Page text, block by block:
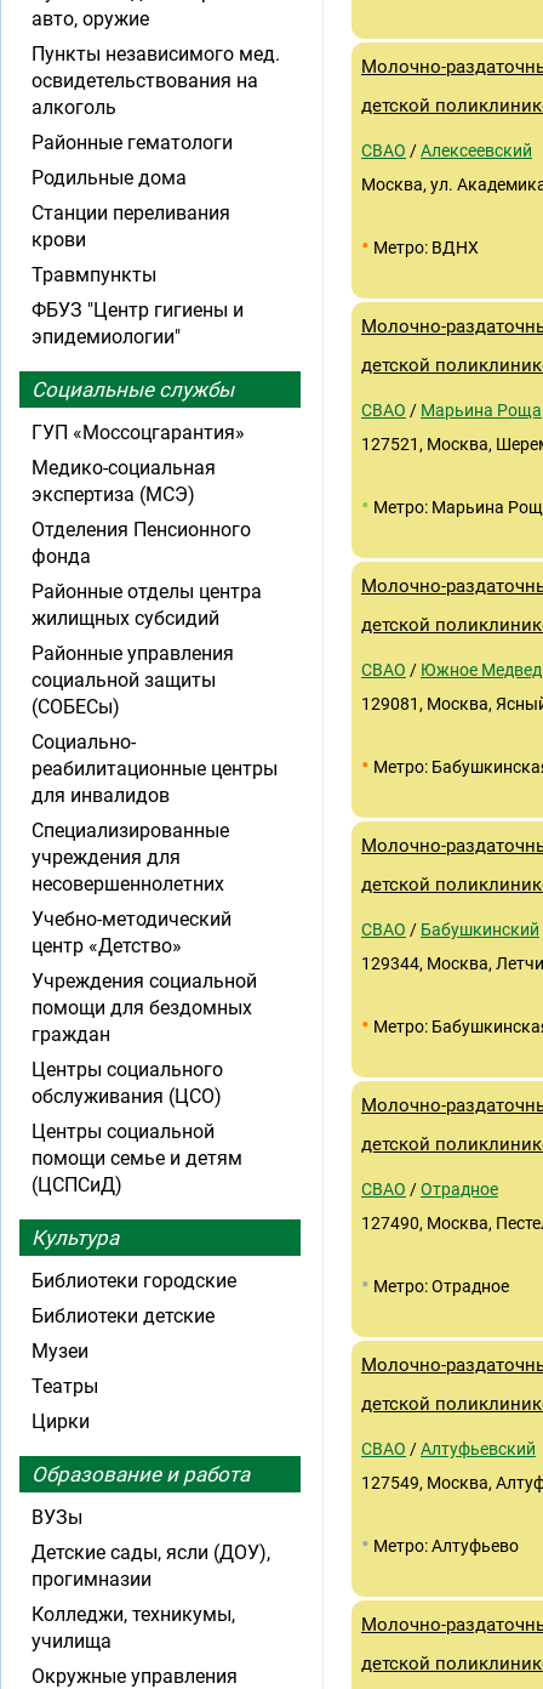
Молочно-
детской
СВАО /Алексеевский
Москва, ул.
• Метро: ВДНХ
Молочно-
детской
СВАО / Марьина Роща
127521, Москва,
• Метро: Марьина
Молочно-
детской
СВАО / Южное
129081, Москва,
• Метро:
Молочно-
детской
СВАО / Бабушкинский
129344, Москва,
• Метро:
Молочно-
детской
СВАО /Отрадное
127490, Москва,
• Метро: Отрадное
Молочно-
детской
СВАО /Алтуфьевский
127549, Москва,
• Метро: Алтуфьево
Молочно-
детской
авто, оружие
Пункты независимого мед.
освидетельствования на
алкоголь
Районные гематологи
Родильные дома
Станции переливания
крови
Травмпункты
ФБУЗ "Центр гигиены и
эпидемиологии"
Социальные службы
ГУП «Моссоцгарантия»
Медико-социальная
экспертиза (МСЭ)
Отделения Пенсионного
фонда
Районные отделы центра
жилищных субсидий
Районные управления
социальной защиты
(СОБЕСы)
Социально-
реабилитационные центры
для инвалидов
Специализированные
учреждения для
несовершеннолетних
Учебно-методический
центр «Детство»
Учреждения социальной
помощи для бездомных
граждан
Центры социального
обслуживания (ЦСО)
Центры социальной
помощи семье и детям
(ЦСПСиД)
Культура
Библиотеки городские
Библиотеки детские
Музеи
Театры
Цирки
Образование и работа
ВУЗы
Детские сады, ясли (ДОУ),
прогимназии
Колледжи, техникумы,
училища
Окружные управления